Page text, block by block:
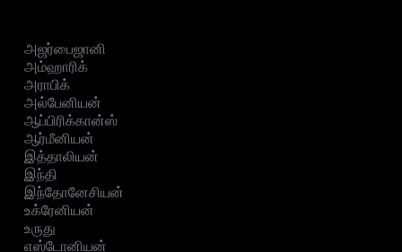
அஜர்பைஜானி
அம்ஹாரிக்
அராபிக்
அல்பேனியன்
ஆப்பிரிக்கான்ஸ்
ஆர்மீனியன்
இத்தாலியன்
இந்தி
இந்தோனேசியன்
உக்ரேனியன்
உருது
எஸ்டோனியன்